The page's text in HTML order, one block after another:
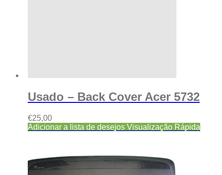
Usado – Back Cover Acer 5732
€25,00
Adicionar a lista de desejos Visualização Rápida